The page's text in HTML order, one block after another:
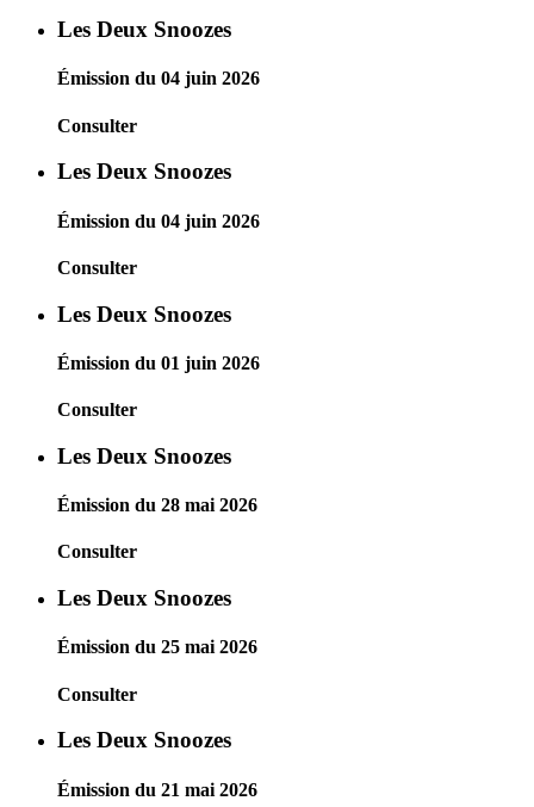
Les Deux Snoozes
Émission du 04 juin 2026
Consulter
Les Deux Snoozes
Émission du 04 juin 2026
Consulter
Les Deux Snoozes
Émission du 01 juin 2026
Consulter
Les Deux Snoozes
Émission du 28 mai 2026
Consulter
Les Deux Snoozes
Émission du 25 mai 2026
Consulter
Les Deux Snoozes
Émission du 21 mai 2026